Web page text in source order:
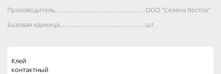
Производитель..................................................................................ООО "Селена Восток"
Базовая единица..................................................................................
шт
Клей
контактный